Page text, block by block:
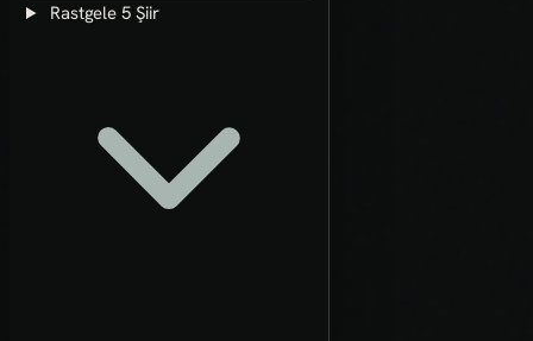
Rastgele 5 Şiir